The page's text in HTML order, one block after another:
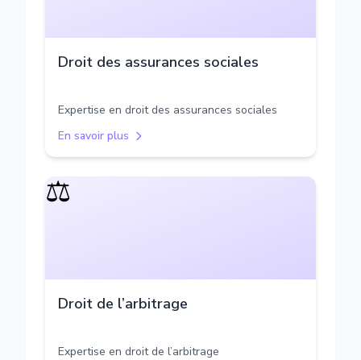
Droit des assurances sociales
Expertise en droit des assurances sociales
En savoir plus
⚖️
Droit de l’arbitrage
Expertise en droit de l’arbitrage